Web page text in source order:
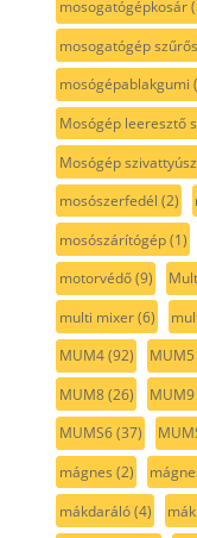
mosogatógépkosár
mosogatógép
mosógépablakgumi
Mosógép leeresztő
Mosógép
mosószerfedél (2)
mosószárítógép(1)
motorvédő(9)
multi mixer(6)
MUM4(92) MUM5
MUM8(26) MUM9
MUMS6(37)
mágnes (2)
mákdaráló(4)